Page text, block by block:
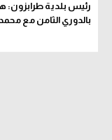
رئيس بلدية طرابزون:
بالدوري الثامن مع